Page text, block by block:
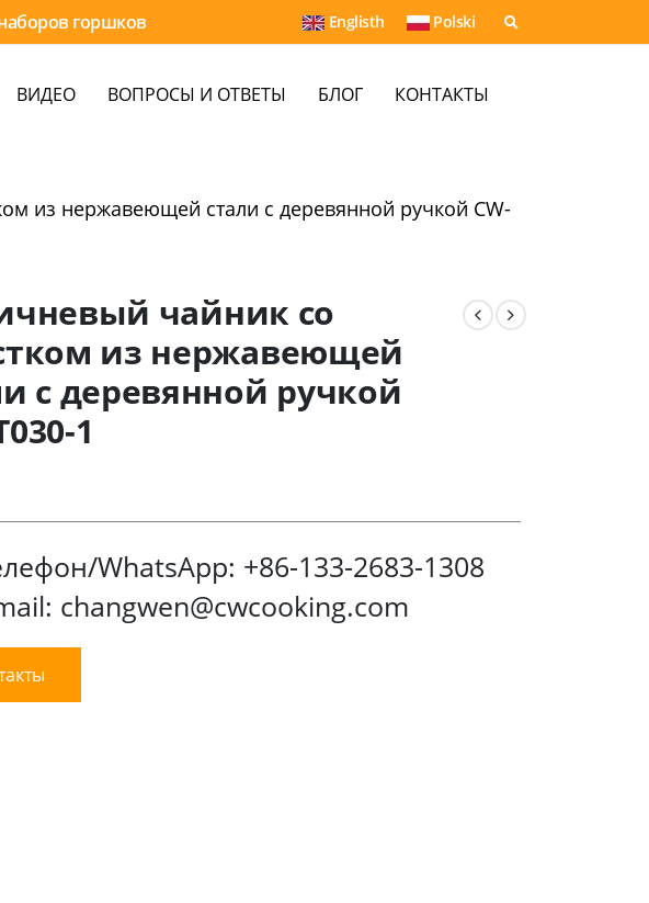
горшков Englisth Polski
ВИДЕО ВОПРОСЫ И ОТВЕТЫ БЛОГ КОНТАКТЫ
из нержавеющей стали с деревянной ручкой CW-
чайник со
из нержавеющей
с деревянной ручкой
1
WhatsApp: +86-133-2683-1308
changwen@cwcooking.com